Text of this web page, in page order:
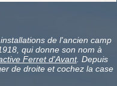
de l'ancien camp
qui donne son nom à
Ferret d'Avant. Depuis
de droite et cochez la case